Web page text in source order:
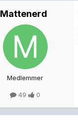
Mattenerd
Medlemmer
49 0